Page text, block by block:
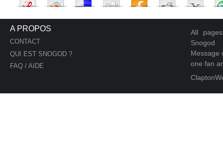
A PROPOS
CONTACT
QUI EST SNOGOD ?
FAQ / AIDE
All
Snogod
Message
one fan